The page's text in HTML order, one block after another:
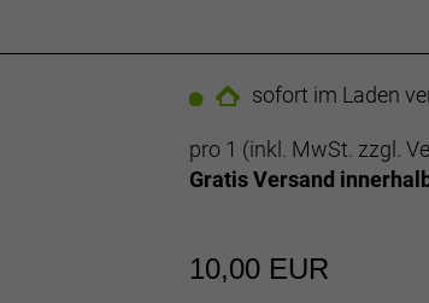
sofort im Laden
pro 1 (inkl. MwSt. zzgl.
Gratis Versand
10,00 EUR